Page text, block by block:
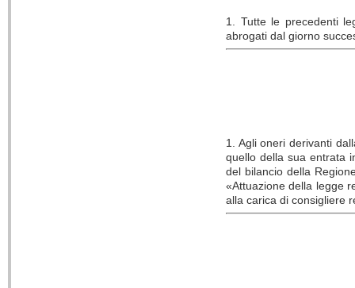
1. Tutte le precedenti
abrogati dal giorno
1. Agli oneri derivanti
quello della sua entrata
del bilancio della
«Attuazione della legge
alla carica di consigliere